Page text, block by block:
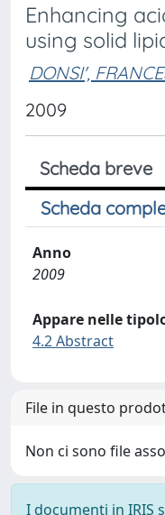
Enhancing
using solid
DONSI',
2009
Scheda breve
Scheda
Anno
2009
Appare nelle
4.2 Abstract
File in questo
Non ci sono file
I documenti in IRIS